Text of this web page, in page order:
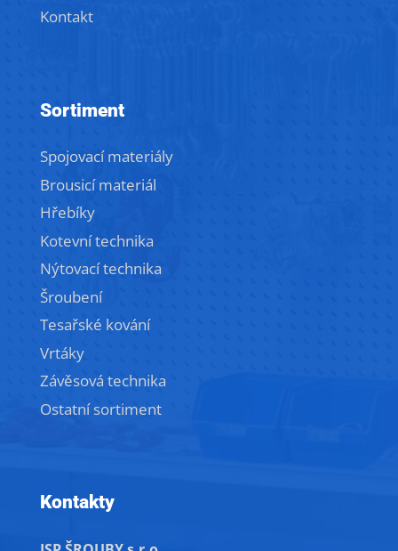
Kontakt
Sortiment
Spojovací materiály
Brousicí materiál
Hřebíky
Kotevní technika
Nýtovací technika
Šroubení
Tesařské kování
Vrtáky
Závěsová technika
Ostatní sortiment
Kontakty